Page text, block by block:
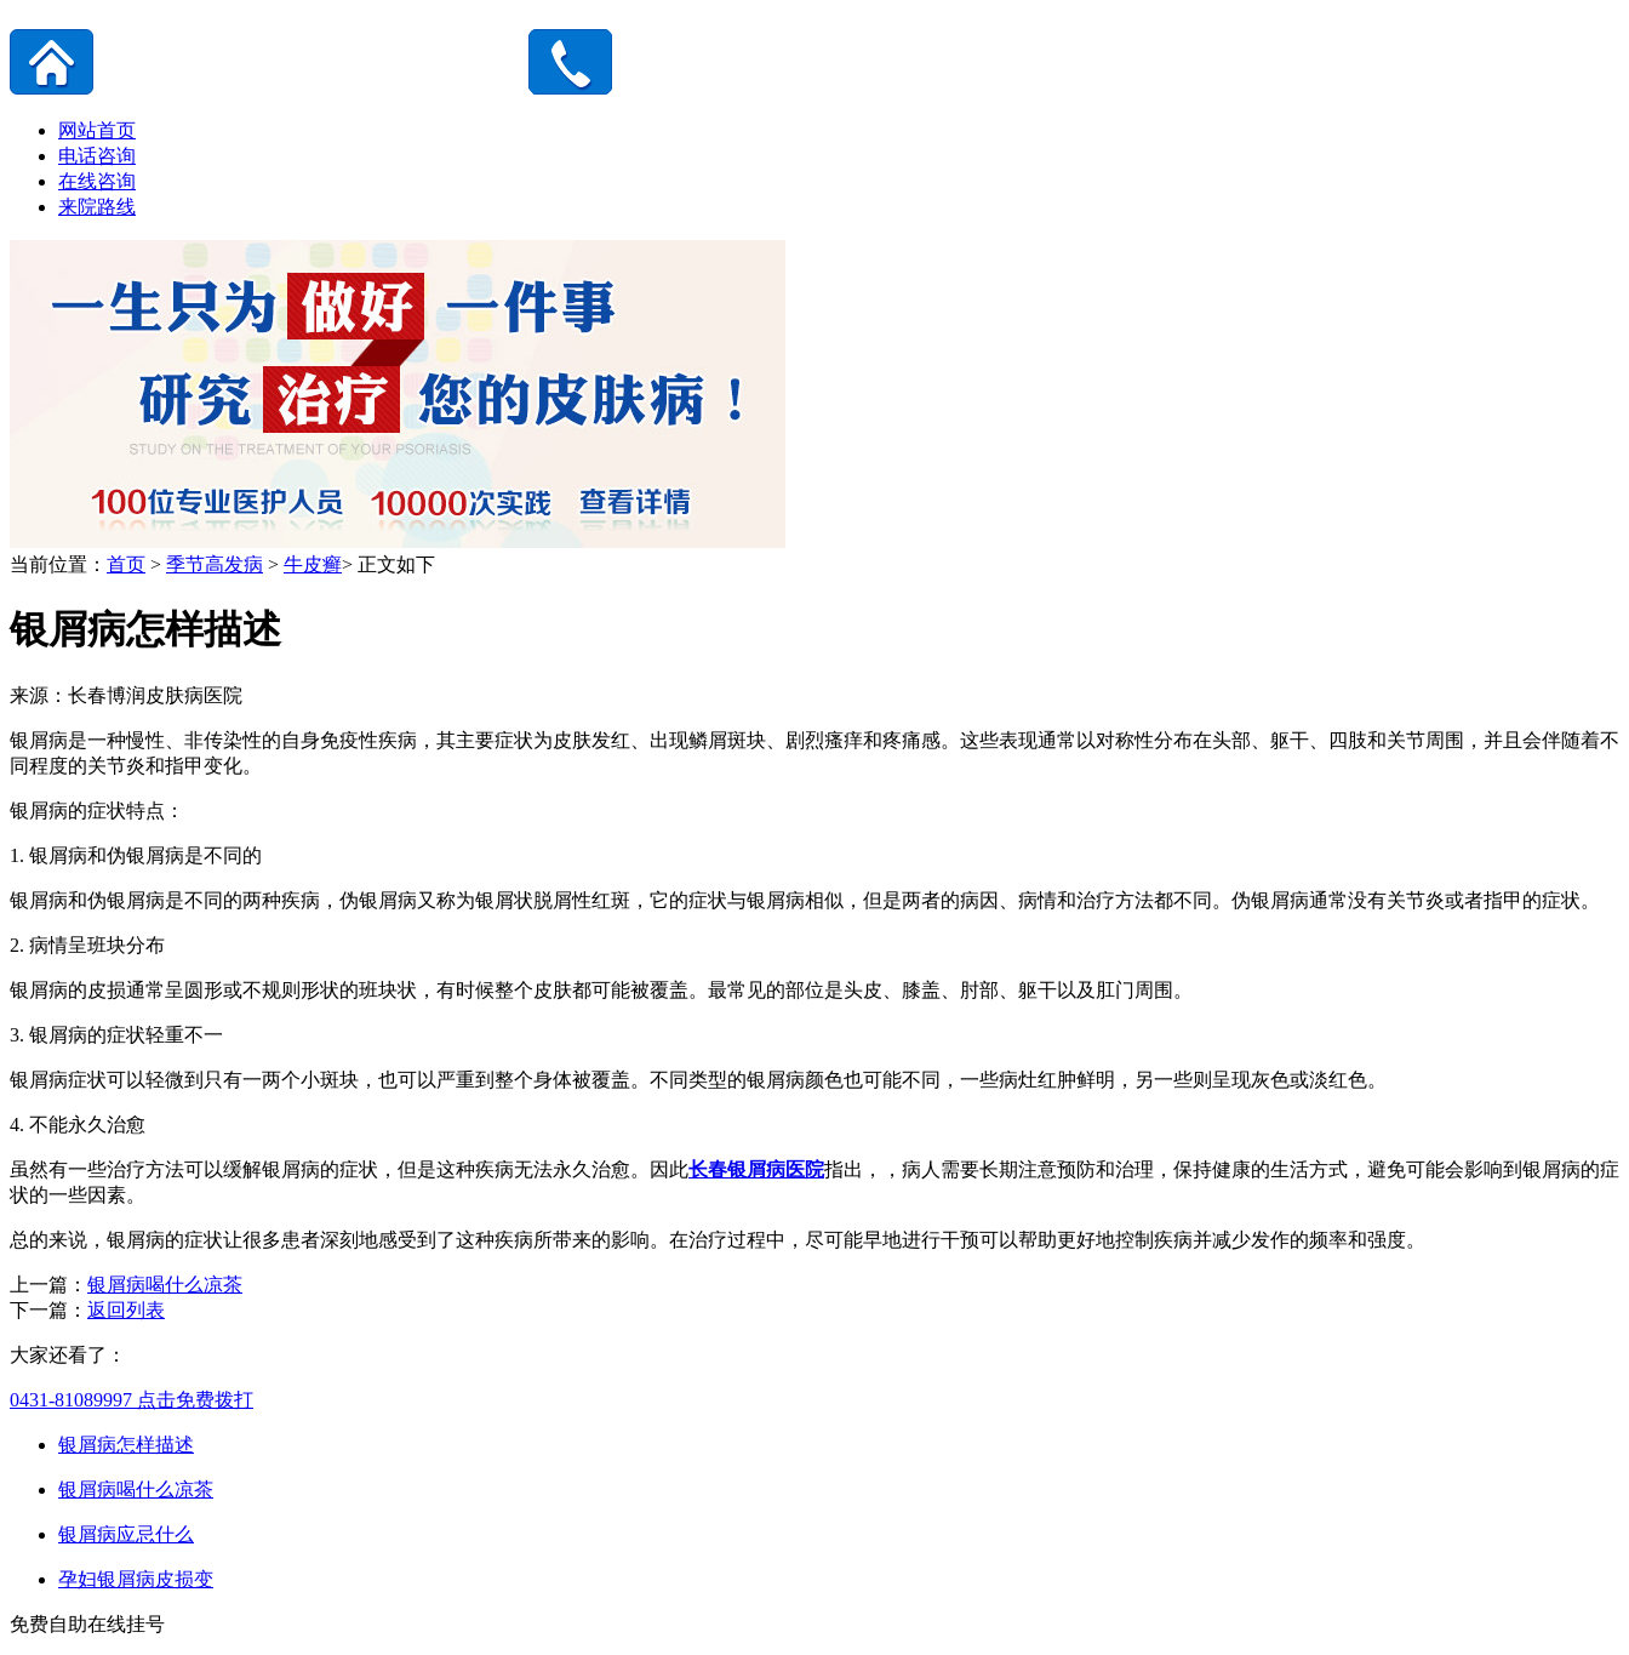
网站首页
电话咨询
在线咨询
来院路线
当前位置： 首页 > 季节高发病 > 牛皮癣> 正文如下
银屑病怎样描述
来源：长春博润皮肤病医院
银屑病是一种慢性、非传染性的自身免疫性疾病，其主要症状为皮肤发红、出现鳞屑斑块、剧烈瘙痒和疼痛感。这些表现通常以对称性分布在头部、躯干、四肢和关节周围，并且会伴随着不
同程度的关节炎和指甲变化。
银屑病的症状特点：
1. 银屑病和伪银屑病是不同的
银屑病和伪银屑病是不同的两种疾病，伪银屑病又称为银屑状脱屑性红斑，它的症状与银屑病相似，但是两者的病因、病情和治疗方法都不同。伪银屑病通常没有关节炎或者指甲的症状。
2. 病情呈班块分布
银屑病的皮损通常呈圆形或不规则形状的班块状，有时候整个皮肤都可能被覆盖。最常见的部位是头皮、膝盖、肘部、躯干以及肛门周围。
3. 银屑病的症状轻重不一
银屑病症状可以轻微到只有一两个小斑块，也可以严重到整个身体被覆盖。不同类型的银屑病颜色也可能不同，一些病灶红肿鲜明，另一些则呈现灰色或淡红色。
4. 不能永久治愈
虽然有一些治疗方法可以缓解银屑病的症状，但是这种疾病无法永久治愈。因此长春银屑病医院指出，，病人需要长期注意预防和治理，保持健康的生活方式，避免可能会影响到银屑病的症
状的一些因素。
总的来说，银屑病的症状让很多患者深刻地感受到了这种疾病所带来的影响。在治疗过程中，尽可能早地进行干预可以帮助更好地控制疾病并减少发作的频率和强度。
上一篇： 银屑病喝什么凉茶
下一篇： 返回列表
大家还看了：
0431-81089997 点击免费拨打
银屑病怎样描述
银屑病喝什么凉茶
银屑病应忌什么
孕妇银屑病皮损变
免费自助在线挂号